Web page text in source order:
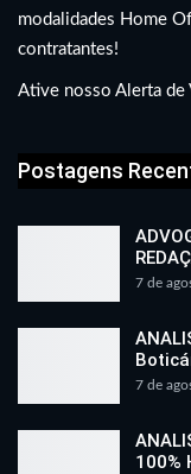
modalidades Home
contratantes!
Ative nosso Alerta de
Postagens
7 de
7 de
100%